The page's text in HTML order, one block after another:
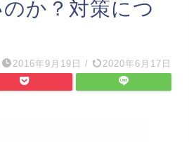
か？対策につ
2016年9月19日 / 2020年6月17日